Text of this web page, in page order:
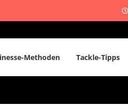
Methoden Tackle-Tipps